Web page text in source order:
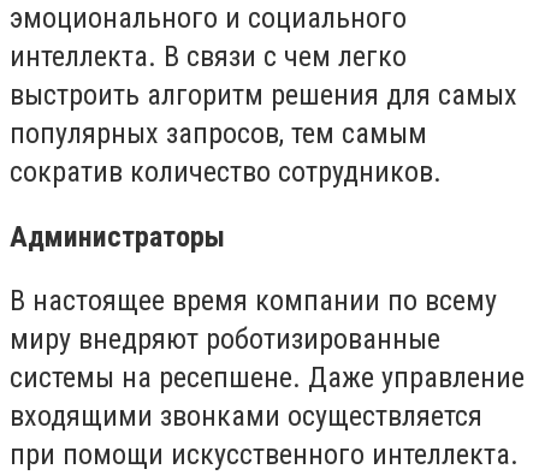
эмоционального и социального
интеллекта. В связи с чем легко
выстроить алгоритм решения для самых
популярных запросов, тем самым
сократив количество сотрудников.
Администраторы
В настоящее время компании по всему
миру внедряют роботизированные
системы на ресепшене. Даже управление
входящими звонками осуществляется
при помощи искусственного интеллекта.